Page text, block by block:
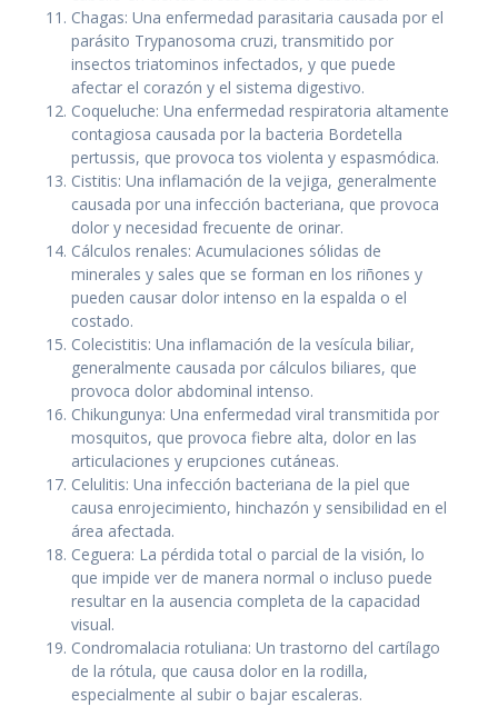
Chagas: Una enfermedad parasitaria causada por el
parásito Trypanosoma cruzi, transmitido por
insectos triatominos infectados, y que puede
afectar el corazón y el sistema digestivo.
Coqueluche: Una enfermedad respiratoria altamente
contagiosa causada por la bacteria Bordetella
pertussis, que provoca tos violenta y espasmódica.
Cistitis: Una inflamación de la vejiga, generalmente
causada por una infección bacteriana, que provoca
dolor y necesidad frecuente de orinar.
Cálculos renales: Acumulaciones sólidas de
minerales y sales que se forman en los riñones y
pueden causar dolor intenso en la espalda o el
costado.
Colecistitis: Una inflamación de la vesícula biliar,
generalmente causada por cálculos biliares, que
provoca dolor abdominal intenso.
Chikungunya: Una enfermedad viral transmitida por
mosquitos, que provoca fiebre alta, dolor en las
articulaciones y erupciones cutáneas.
Celulitis: Una infección bacteriana de la piel que
causa enrojecimiento, hinchazón y sensibilidad en el
área afectada.
Ceguera: La pérdida total o parcial de la visión, lo
que impide ver de manera normal o incluso puede
resultar en la ausencia completa de la capacidad
visual.
Condromalacia rotuliana: Un trastorno del cartílago
de la rótula, que causa dolor en la rodilla,
especialmente al subir o bajar escaleras.